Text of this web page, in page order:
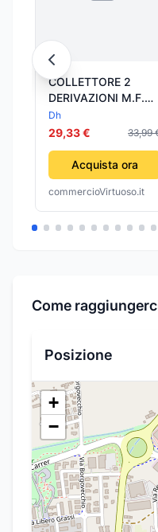
COLLETTORE 2
DERIVAZIONI M.F.
REGOLABILI- 3/4-
S.F.- pezzi 1
Dh
29,33 € 33,99
Acquista ora
commercioVirtuoso.it
Come
Posizione
+
−